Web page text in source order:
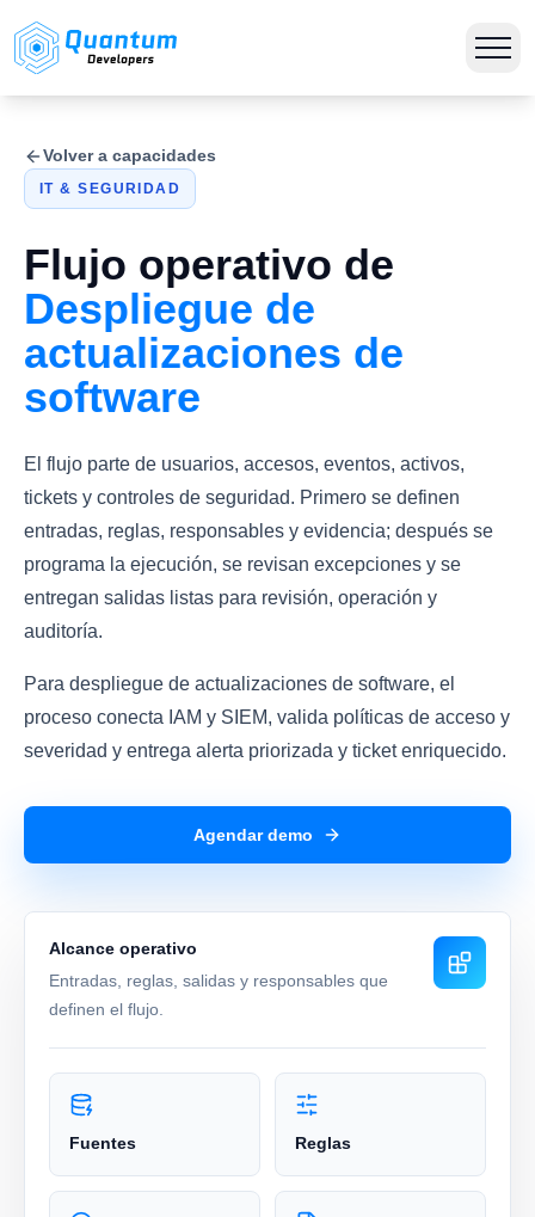
Volver a capacidades
IT & SEGURIDAD
Flujo operativo de
Despliegue de
actualizaciones de
software
El flujo parte de usuarios, accesos, eventos, activos,
tickets y controles de seguridad. Primero se definen
entradas, reglas, responsables y evidencia; después se
programa la ejecución, se revisan excepciones y se
entregan salidas listas para revisión, operación y
auditoría.
Para despliegue de actualizaciones de software, el
proceso conecta IAM y SIEM, valida políticas de acceso y
severidad y entrega alerta priorizada y ticket enriquecido.
Agendar demo
Alcance operativo
Entradas, reglas, salidas y responsables que
definen el flujo.
Fuentes Reglas